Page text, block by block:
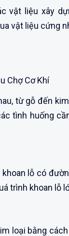
vật liệu xây
vật liệu cứng
Chợ Cơ Khí
từ gỗ đến
tình huống
lỗ có
trình khoan lỗ
loại bằng